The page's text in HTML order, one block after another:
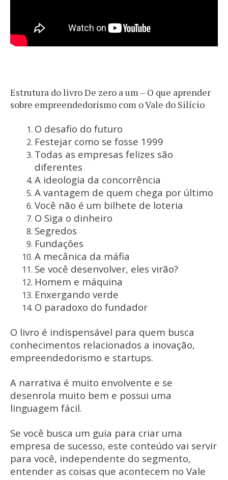
Estrutura do livro De zero a um – O que aprender
sobre empreendedorismo com o Vale do Silício
O desafio do futuro
Festejar como se fosse 1999
Todas as empresas felizes são
diferentes
A ideologia da concorrência
A vantagem de quem chega por último
Você não é um bilhete de loteria
O Siga o dinheiro
Segredos
Fundações
A mecânica da máfia
Se você desenvolver, eles virão?
Homem e máquina
Enxergando verde
O paradoxo do fundador
O livro é indispensável para quem busca
conhecimentos relacionados a inovação,
empreendedorismo e startups.
A narrativa é muito envolvente e se
desenrola muito bem e possui uma
linguagem fácil.
Se você busca um guia para criar uma
empresa de sucesso, este conteúdo vai servir
para você, independente do segmento,
entender as coisas que acontecem no Vale